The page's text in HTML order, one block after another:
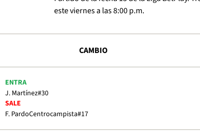
este viernes a las 8:00 p.m.
CAMBIO
ENTRA
J. Martínez#30
SALE
F. PardoCentrocampista#17